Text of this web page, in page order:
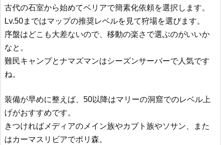
古代の石室から始めてベリアで簡素化依頼を選択します。
Lv.50まではマップの推奨レベルを見て狩場を選びます。
序盤はどこも大差ないので、移動の楽さで選ぶのがいいか
なと。
難民キャンプとナマズマンはシーズンサーバーで人気です
ね。
装備が早めに整えば、50以降はマリーの洞窟でのレベル上
げがおすすめです。
きつければメディアのメイン族やカブト族やソサン、また
はカーマスリビアでポリ森。